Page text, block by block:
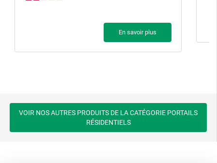
En savoir plus
VOIR NOS AUTRES PRODUITS DE LA CATÉGORIE PORTAILS
RÉSIDENTIELS